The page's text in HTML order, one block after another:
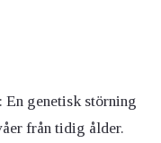
En genetisk störning
från tidig ålder.